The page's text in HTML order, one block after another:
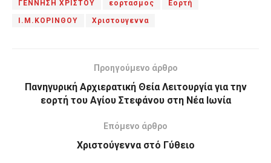
ΓΕΝΝΗΣΗ ΧΡΙΣΤΟΥ εορτασμος Εορτή
Ι.Μ.ΚΟΡΙΝΘΟΥ Χριστουγεννα
Προηγούμενο άρθρο
Πανηγυρική Αρχιερατική Θεία Λειτουργία για την
εορτή του Αγίου Στεφάνου στη Νέα Ιωνία
Επόμενο άρθρο
Χριστούγεννα στό Γύθειο